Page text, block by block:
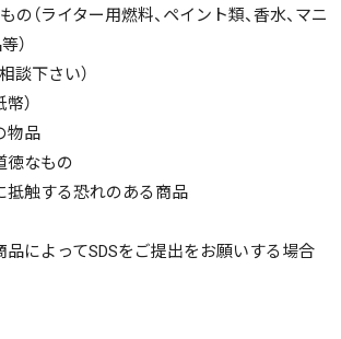
の（ライター用燃料、ペイント類、香水、マニ
）
談下さい）
）
物品
徳なもの
抵触する恐れのある商品
品によってSDSをご提出をお願いする場合